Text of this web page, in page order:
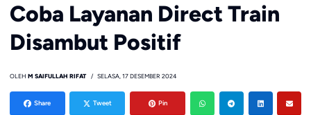
Coba Layanan Direct Train
Disambut Positif
OLEH M SAIFULLAH RIFAT SELASA, 17 DESEMBER 2024
Share Tweet Pin